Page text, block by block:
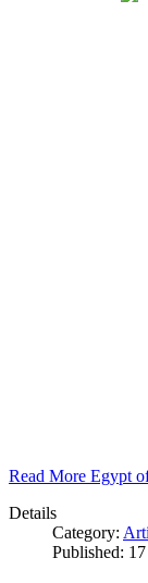
Read More Egypt
Details
Category:
Published: